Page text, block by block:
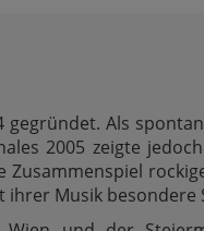
Als
2005 zeigte
Zusammenspiel
Musik besondere